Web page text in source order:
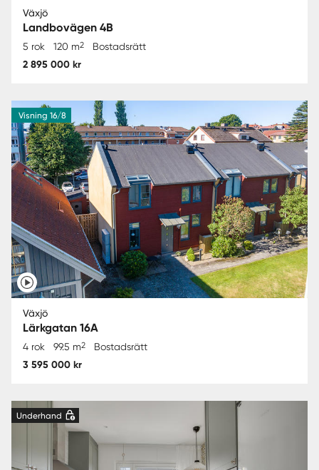
Växjö
Landbovägen 4B
5 rok 120 m2 Bostadsrätt
2 895 000 kr
Visning 16/8
Växjö
Lärkgatan 16A
4 rok 99.5 m2 Bostadsrätt
3 595 000 kr
Underhand